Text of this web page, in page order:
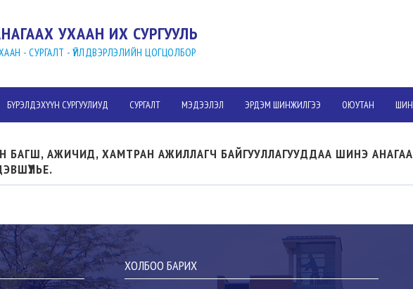
УХААН ИХ СУРГУУЛЬ
- СУРГАЛТ - ҮЙЛДВЭРЛЭЛИЙН ЦОГЦОЛБОР
БҮРЭЛДЭХҮҮН СУРГУУЛИУД СУРГАЛТ МЭДЭЭЛЭЛ ЭРДЭМ ШИНЖИЛГЭЭ ОЮУТАН
БАГШ, АЖИЧИД, ХАМТРАН АЖИЛЛАГЧ БАЙГУУЛЛАГУУДДАА ШИНЭ
ХОЛБОО БАРИХ